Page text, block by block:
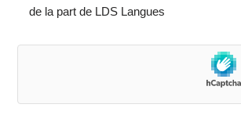
de la part de LDS Langues